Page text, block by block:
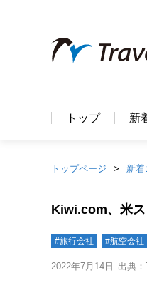
トップ 新
トップページ 新着
Kiwi.com、米
#旅行会社 #航空会社
2022年7月14日 出典